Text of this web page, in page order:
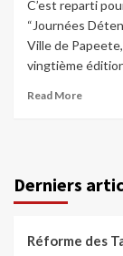
C’est reparti
“Journées
Ville de
vingtième
Read More
Derniers
Réforme des